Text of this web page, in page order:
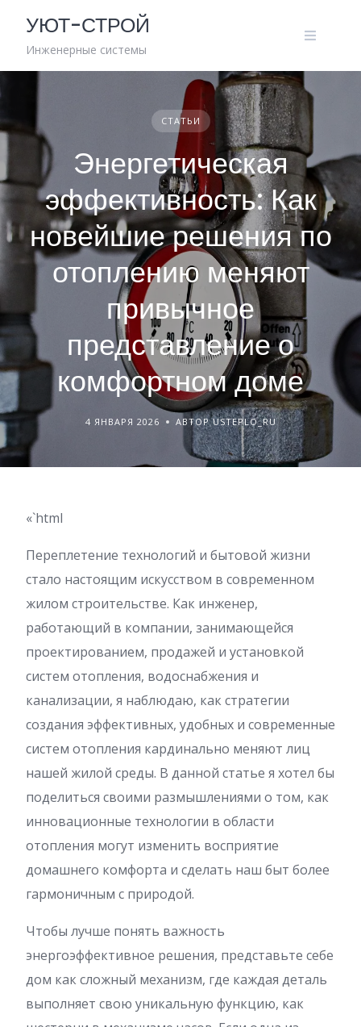
content
УЮТ-СТРОЙ
Инженерные системы
СТАТЬИ
Энергетическая
эффективность: Как
новейшие решения по
отоплению меняют
привычное
представление о
комфортном доме
4 ЯНВАРЯ 2026 АВТОР USTEPLO_RU
«`html
Переплетение технологий и бытовой жизни
стало настоящим искусством в современном
жилом строительстве. Как инженер,
работающий в компании, занимающейся
проектированием, продажей и установкой
систем отопления, водоснабжения и
канализации, я наблюдаю, как стратегии
создания эффективных, удобных и современные
систем отопления кардинально меняют лиц
нашей жилой среды. В данной статье я хотел бы
поделиться своими размышлениями о том, как
инновационные технологии в области
отопления могут изменить восприятие
домашнего комфорта и сделать наш быт более
гармоничным с природой.
Чтобы лучше понять важность
энергоэффективное решения, представьте себе
дом как сложный механизм, где каждая деталь
выполняет свою уникальную функцию, как